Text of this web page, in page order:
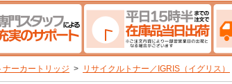
ナーカートリッジ > リサイクルトナー／IGRIS（イグリス）